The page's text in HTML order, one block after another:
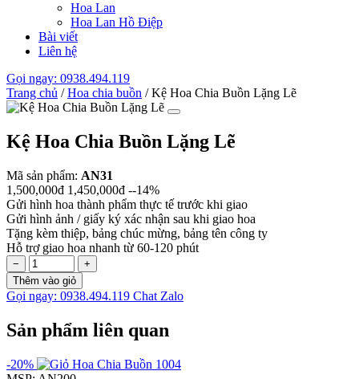
Hoa Lan
Hoa Lan Hồ Điệp
Bài viết
Liên hệ
Gọi ngay: 0938.494.119
Trang chủ / Hoa chia buồn / Kệ Hoa Chia Buồn Lặng Lẽ
Kệ Hoa Chia Buồn Lặng Lẽ
Mã sản phẩm: AN31
1,500,000đ 1,450,000đ --14%
Gửi hình hoa thành phẩm thực tế trước khi giao
Gửi hình ảnh / giấy ký xác nhận sau khi giao hoa
Tặng kèm thiệp, bảng chúc mừng, bảng tên công ty
Hỗ trợ giao hoa nhanh từ 60-120 phút
−
+
Thêm vào giỏ
Gọi ngay: 0938.494.119 Chat Zalo
Sản phẩm liên quan
-20%